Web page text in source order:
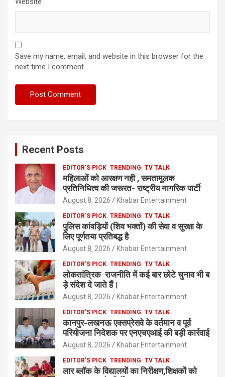
Save my name, email, and website in this browser for the
next time I comment.
Recent Posts
EDITOR'S PICK TRENDING TV TALK
महिलाओं को आरक्षण नही , समतामूलक
प्रतिनिधित्व की जरूरत- राष्ट्रीय नागरिक पार्टी
August 8, 2026 Khabar Entertainment
EDITOR'S PICK TRENDING TV TALK
पुलिस कांवड़ियों (शिव भक्तों) की सेवा व सुरक्षा के
लिए पूर्णतया प्रतिबद्ध है
August 8, 2026 Khabar Entertainment
EDITOR'S PICK TRENDING TV TALK
लोकतांत्रिक राजनीति में कई बार छोटे चुनाव भी ब
ड़े संदेश दे जाते हैं।
August 8, 2026 Khabar Entertainment
EDITOR'S PICK TRENDING TV TALK
कानपुर-लखनऊ एक्सप्रेसवे के वर्तमान व पूर्व
परियोजना निदेशक पर एनएचएआई की बड़ी कार्रवाई
August 8, 2026 Khabar Entertainment
EDITOR'S PICK TRENDING TV TALK
लार ब्लॉक के विद्यालयों का निरीक्षण,शिक्षकों को